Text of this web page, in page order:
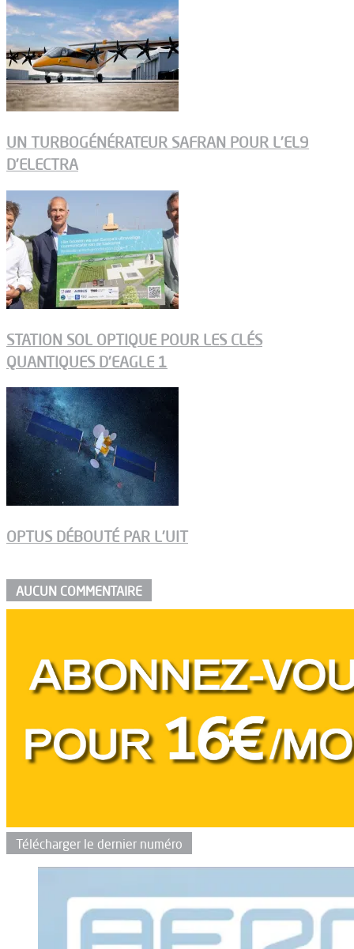
UN TURBOGÉNÉRATEUR SAFRAN POUR L’EL9
D’ELECTRA
STATION SOL OPTIQUE POUR LES CLÉS
QUANTIQUES D’EAGLE 1
OPTUS DÉBOUTÉ PAR L’UIT
AUCUN COMMENTAIRE
Télécharger le dernier numéro